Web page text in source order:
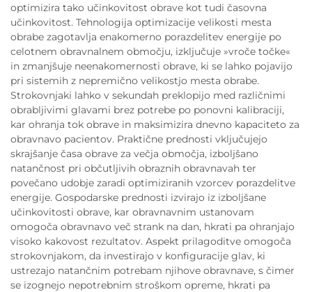
optimizira tako učinkovitost obrave kot tudi časovna
učinkovitost. Tehnologija optimizacije velikosti mesta
obrabe zagotavlja enakomerno porazdelitev energije po
celotnem obravnalnem območju, izključuje »vroče točke«
in zmanjšuje neenakomernosti obrave, ki se lahko pojavijo
pri sistemih z nepremično velikostjo mesta obrabe.
Strokovnjaki lahko v sekundah preklopijo med različnimi
obrabljivimi glavami brez potrebe po ponovni kalibraciji,
kar ohranja tok obrave in maksimizira dnevno kapaciteto za
obravnavo pacientov. Praktične prednosti vključujejo
skrajšanje časa obrave za večja območja, izboljšano
natančnost pri občutljivih obraznih obravnavah ter
povečano udobje zaradi optimiziranih vzorcev porazdelitve
energije. Gospodarske prednosti izvirajo iz izboljšane
učinkovitosti obrave, kar obravnavnim ustanovam
omogoča obravnavo več strank na dan, hkrati pa ohranjajo
visoko kakovost rezultatov. Aspekt prilagoditve omogoča
strokovnjakom, da investirajo v konfiguracije glav, ki
ustrezajo natančnim potrebam njihove obravnave, s čimer
se izognejo nepotrebnim stroškom opreme, hkrati pa